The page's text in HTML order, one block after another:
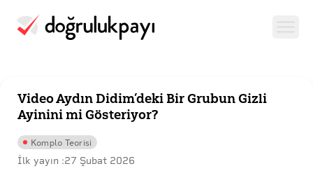
Video Aydın Didim’deki Bir Grubun Gizli
Ayinini mi Gösteriyor?
Komplo Teorisi
İlk yayın :27 Şubat 2026